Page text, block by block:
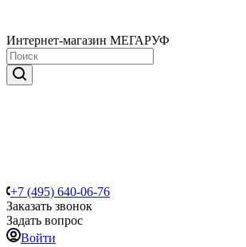
Интернет-магазин МЕГАРУФ
+7 (495) 640-06-76
Заказать звонок
Задать вопрос
Войти